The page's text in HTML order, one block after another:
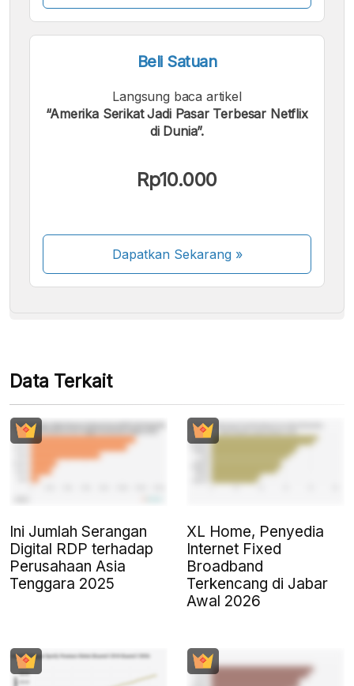
Beli Satuan
Langsung baca artikel
“Amerika Serikat Jadi Pasar Terbesar Netflix
di Dunia”.
Rp10.000
Dapatkan Sekarang»
Beberapa metode pembayaran masih dalam
Data Terkait
Ini Jumlah Serangan
Digital RDP terhadap
Perusahaan Asia
Tenggara 2025
XL Home, Penyedia
Internet Fixed
Broadband
Terkencang di Jabar
Awal 2026